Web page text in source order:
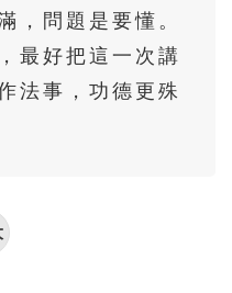
，問題是要懂。
最好把這一次講
法事，功德更殊